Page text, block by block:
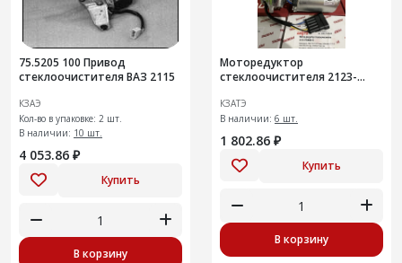
75.5205 100 Привод
стеклоочистителя ВАЗ 2115
КЗАЭ
Кол-во в упаковке: 2 шт.
В наличии: 10 шт.
4 053.86 ₽
Купить
В корзину
Моторедуктор
стеклоочистителя 2123-
1117-1119 Калина, 2190-2191,
2123 (12мм
КЗАТЭ
В наличии: 6 шт.
1 802.86 ₽
Купить
В корзину